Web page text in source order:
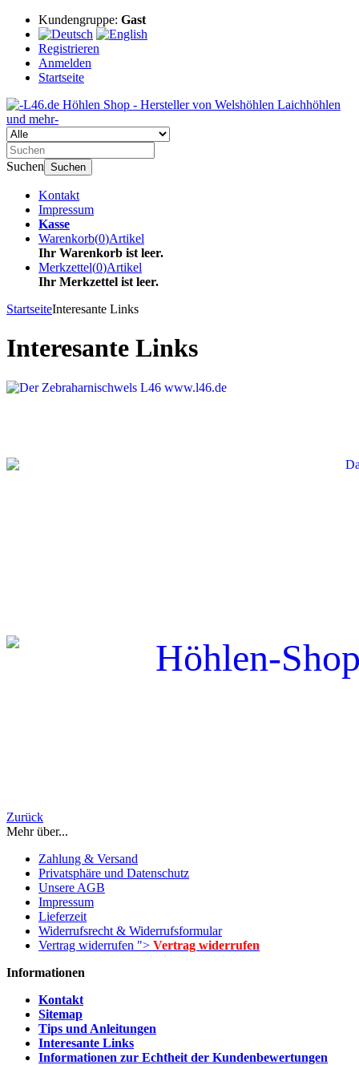
Kundengruppe: Gast
Registrieren
Anmelden
Startseite
Suchen Suchen
Kontakt
Impressum
Kasse
Warenkorb(0)Artikel
Ihr Warenkorb ist leer.
Merkzettel(0)Artikel
Ihr Merkzettel ist leer.
StartseiteInteresante Links
Interesante Links
Zurück
Mehr über...
Zahlung & Versand
Privatsphäre und Datenschutz
Unsere AGB
Impressum
Lieferzeit
Widerrufsrecht & Widerrufsformular
Vertrag widerrufen "> Vertrag widerrufen
Informationen
Kontakt
Sitemap
Tips und Anleitungen
Interesante Links
Informationen zur Echtheit der Kundenbewertungen